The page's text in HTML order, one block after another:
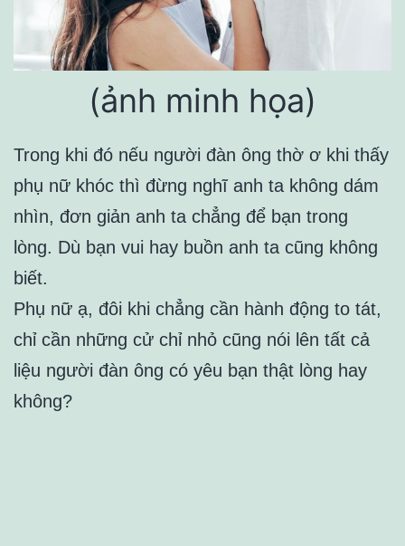
(ảnh minh họa)
Trong khi đó nếu người đàn ông thờ ơ khi thấy
phụ nữ khóc thì đừng nghĩ anh ta không dám
nhìn, đơn giản anh ta chẳng để bạn trong
lòng. Dù bạn vui hay buồn anh ta cũng không
biết.
Phụ nữ ạ, đôi khi chẳng cần hành động to tát,
chỉ cần những cử chỉ nhỏ cũng nói lên tất cả
liệu người đàn ông có yêu bạn thật lòng hay
không?